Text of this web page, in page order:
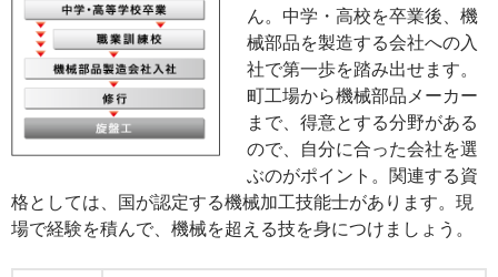
ん。中学・高校を卒業後、機
械部品を製造する会社への入
社で第一歩を踏み出せます。
町工場から機械部品メーカー
まで、得意とする分野がある
ので、自分に合った会社を選
ぶのがポイント。関連する資
格としては、国が認定する機械加工技能士があります。現
場で経験を積んで、機械を超える技を身につけましょう。